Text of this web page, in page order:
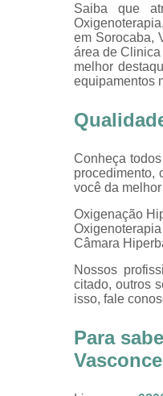
Saiba que
em Sorocaba,
área de
melhor
equipamentos
Conheça
procedimento,
você da
Oxigenação
Oxigenoterapia
Câmara
Nossos
citado, outros
isso, fale
Para